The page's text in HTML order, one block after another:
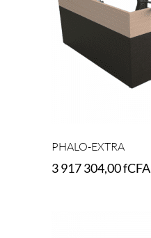
PHALO-EXTRA
3 917 304,00fCFA